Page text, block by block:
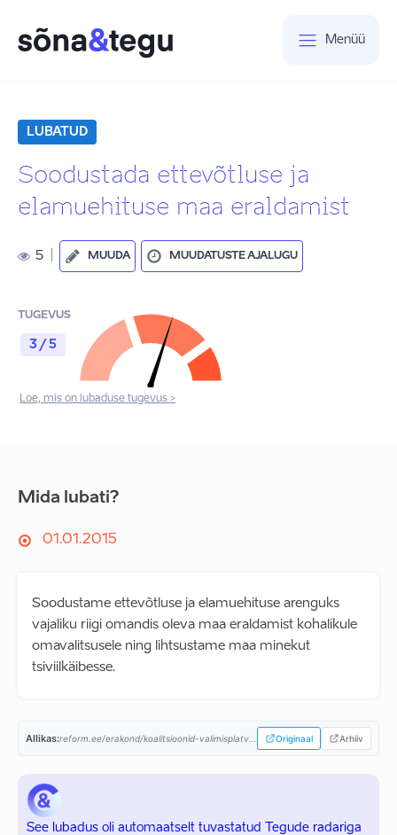
Menüü
LUBATUD
Soodustada ettevõtluse ja
elamuehituse maa eraldamist
5 MUUDA MUUDATUSTE AJALUGU
TUGEVUS
3 / 5
Loe, mis on lubaduse tugevus >
Mida lubati?
01.01.2015
Soodustame ettevõtluse ja elamuehituse arenguks
vajaliku riigi omandis oleva maa eraldamist kohalikule
omavalitsusele ning lihtsustame maa minekut
tsiviilkäibesse.
Allikas: Originaal Arhiiv
See lubadus oli automaatselt tuvastatud Tegude radariga